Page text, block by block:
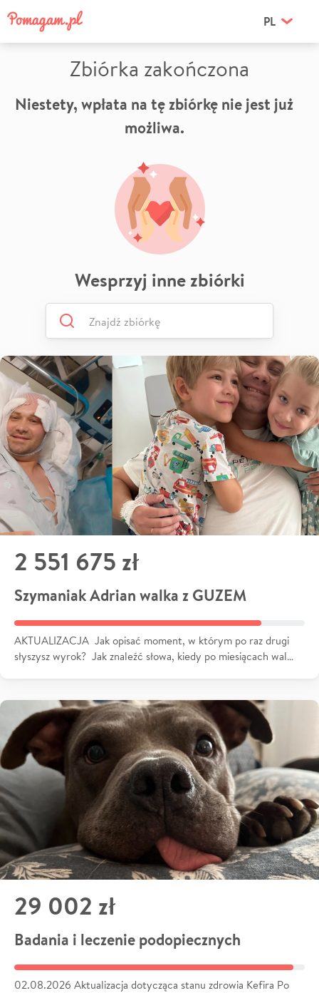
PL
Zbiórka zakończona
Niestety, wpłata na tę zbiórkę nie jest już
możliwa.
Wesprzyj inne zbiórki
2 551 675 zł
Szymaniak Adrian walka z GUZEM
AKTUALIZACJA Jak opisać moment, w którym po raz drugi
słyszysz wyrok? Jak znaleźć słowa, kiedy po miesiącach wal…
29 002 zł
Badania i leczenie podopiecznych
02.08.2026 Aktualizacja dotycząca stanu zdrowia Kefira Po